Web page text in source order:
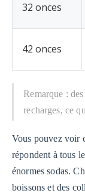
32 onces
42 onces
Remarque :
recharges, ce
Vous pouvez voir
répondent à tous
énormes sodas.
boissons et des